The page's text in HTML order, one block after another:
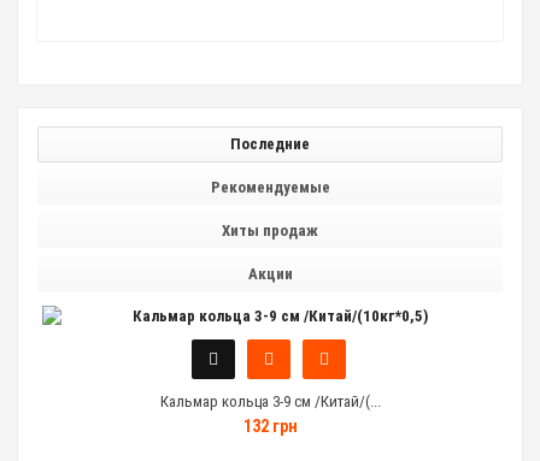
Последние
Рекомендуемые
Хиты продаж
Акции
Кальмар кольца 3-9 см /Китай/(...
132 грн